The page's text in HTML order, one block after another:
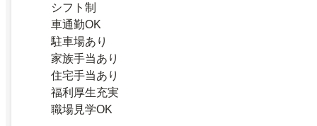
シフト制
車通勤OK
駐車場あり
家族手当あり
住宅手当あり
福利厚生充実
職場見学OK